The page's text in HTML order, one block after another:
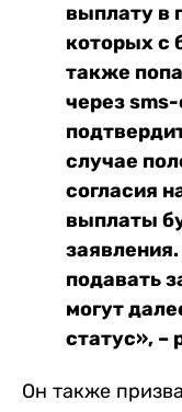
выплату в
которых с
также
через
случае
согласия
выплаты
подавать
могут
статус», –
Он также